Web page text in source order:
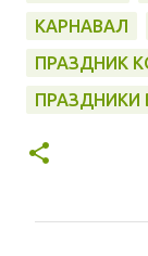
КАРНАВАЛ
ПРАЗДНИК
ПРАЗДНИКИ